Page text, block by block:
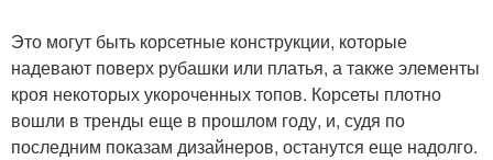
Это могут быть корсетные конструкции, которые
надевают поверх рубашки или платья, а также элементы
кроя некоторых укороченных топов. Корсеты плотно
вошли в тренды еще в прошлом году, и, судя по
последним показам дизайнеров, останутся еще надолго.